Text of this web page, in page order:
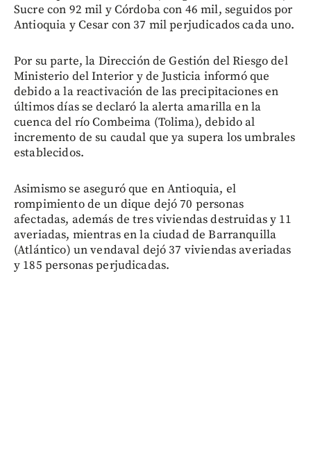
Sucre con 92 mil y Córdoba con 46 mil, seguidos por
Antioquia y Cesar con 37 mil perjudicados cada uno.
Por su parte, la Dirección de Gestión del Riesgo del
Ministerio del Interior y de Justicia informó que
debido a la reactivación de las precipitaciones en
últimos días se declaró la alerta amarilla en la
cuenca del río Combeima (Tolima), debido al
incremento de su caudal que ya supera los umbrales
establecidos.
Asimismo se aseguró que en Antioquia, el
rompimiento de un dique dejó 70 personas
afectadas, además de tres viviendas destruidas y 11
averiadas, mientras en la ciudad de Barranquilla
(Atlántico) un vendaval dejó 37 viviendas averiadas
y 185 personas perjudicadas.